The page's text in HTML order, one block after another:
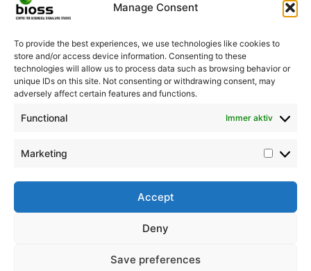
Manage Consent
To provide the best experiences, we use technologies like cookies to
store and/or access device information. Consenting to these
technologies will allow us to process data such as browsing behavior or
unique IDs on this site. Not consenting or withdrawing consent, may
adversely affect certain features and functions.
Functional Immer aktiv
Marketing
Accept
Deny
Save preferences
gesellschaftlicher Fragen. In interdisziplinären
öffentliche Stellungnahmen zu aktuellen Themen,
auch in Zusammenarbeit mit anderen deutschen,
europäischen und internationalen Akademien.
de/
© BIOSS Centre for Biological Signalling Studies
Albert-Ludwigs-Universität Freiburg
christine.ehler@bioss.uni-freiburg.de